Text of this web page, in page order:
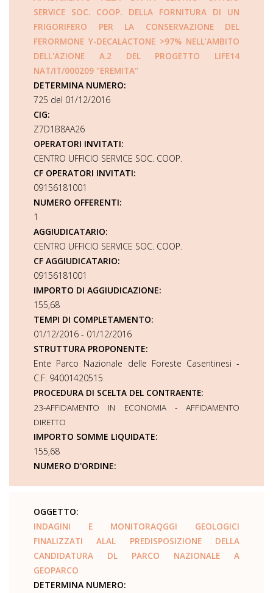
SERVICE SOC. COOP. DELLA FORNITURA DI UN
FRIGORIFERO PER LA CONSERVAZIONE DEL
FERORMONE Y-DECALACTONE >97% NELL'AMBITO
DELL'AZIONE A.2 DEL PROGETTO LIFE14
NAT/IT/000209 "EREMITA"
DETERMINA NUMERO:
725 del 01/12/2016
CIG:
Z7D1B8AA26
OPERATORI INVITATI:
CENTRO UFFICIO SERVICE SOC. COOP.
CF OPERATORI INVITATI:
09156181001
NUMERO OFFERENTI:
1
AGGIUDICATARIO:
CENTRO UFFICIO SERVICE SOC. COOP.
CF AGGIUDICATARIO:
09156181001
IMPORTO DI AGGIUDICAZIONE:
155,68
TEMPI DI COMPLETAMENTO:
01/12/2016 - 01/12/2016
STRUTTURA PROPONENTE:
Ente Parco Nazionale delle Foreste Casentinesi -
C.F. 94001420515
PROCEDURA DI SCELTA DEL CONTRAENTE:
23-AFFIDAMENTO IN ECONOMIA - AFFIDAMENTO
DIRETTO
IMPORTO SOMME LIQUIDATE:
155,68
NUMERO D'ORDINE:
OGGETTO:
INDAGINI E MONITORAQGGI GEOLOGICI
FINALIZZATI ALAL PREDISPOSIZIONE DELLA
CANDIDATURA DL PARCO NAZIONALE A
GEOPARCO
DETERMINA NUMERO: